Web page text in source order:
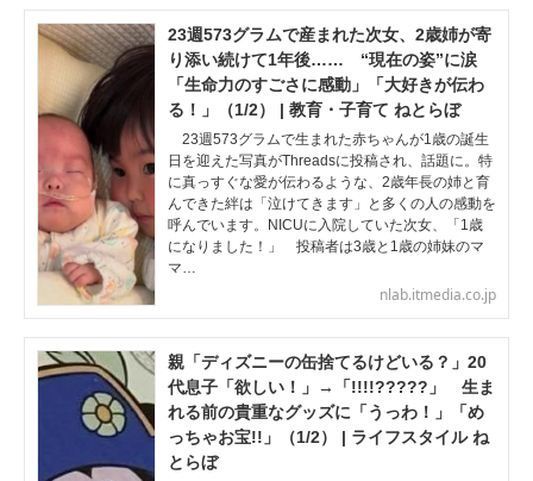
23週573グラムで産まれた次女、2歳姉が寄
り添い続けて1年後…… “現在の姿”に涙
「生命力のすごさに感動」「大好きが伝わ
る！」（1/2） | 教育・子育て ねとらぼ
23週573グラムで生まれた赤ちゃんが1歳の誕生
日を迎えた写真がThreadsに投稿され、話題に。特
に真っすぐな愛が伝わるような、2歳年長の姉と育
んできた絆は「泣けてきます」と多くの人の感動を
呼んでいます。NICUに入院していた次女、「1歳
になりました！」 投稿者は3歳と1歳の姉妹のマ
マ…
nlab.itmedia.co.jp
親「ディズニーの缶捨てるけどいる？」20
代息子「欲しい！」→「!!!!?????」 生ま
れる前の貴重なグッズに「うっわ！」「め
っちゃお宝!!」（1/2） | ライフスタイル ね
とらぼ